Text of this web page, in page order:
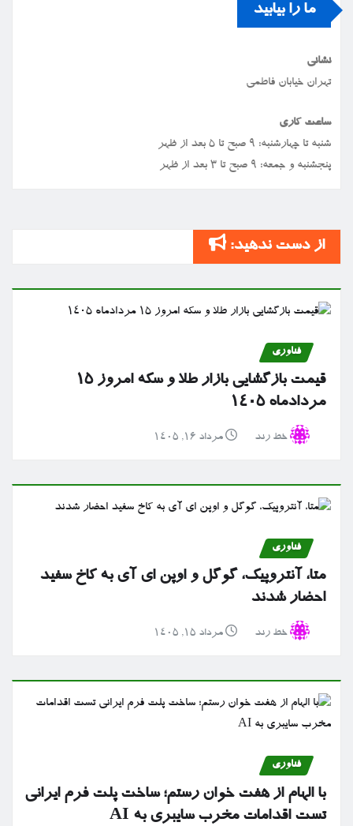
ما را بیابید
نشانی
تهران خیابان فاطمی
ساعت کاری
شنبه تا چهارشنبه: ۹ صبح تا ۵ بعد از ظهر
پنجشنبه و جمعه: ۹ صبح تا ۳ بعد از ظهر
از دست ندهید:
فناوری
قیمت بازگشایی بازار طلا و سکه امروز ۱۵
مردادماه ۱۴۰۵
خط رند مرداد ۱۶, ۱۴۰۵
فناوری
متا، آنتروپیک، گوگل و اوپن ای آی به کاخ سفید
احضار شدند
خط رند مرداد ۱۵, ۱۴۰۵
فناوری
با الهام از هفت خوان رستم؛ ساخت پلت فرم ایرانی
تست اقدامات مخرب سایبری به AI